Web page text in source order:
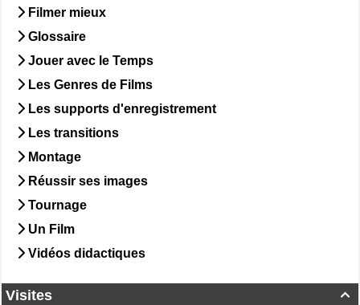
Filmer mieux
Glossaire
Jouer avec le Temps
Les Genres de Films
Les supports d'enregistrement
Les transitions
Montage
Réussir ses images
Tournage
Un Film
Vidéos didactiques

Visites